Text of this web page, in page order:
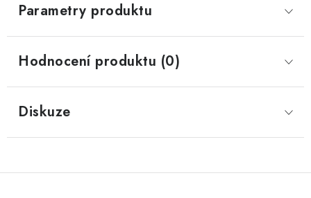
Parametry produktu
Hodnocení produktu (0)
Diskuze